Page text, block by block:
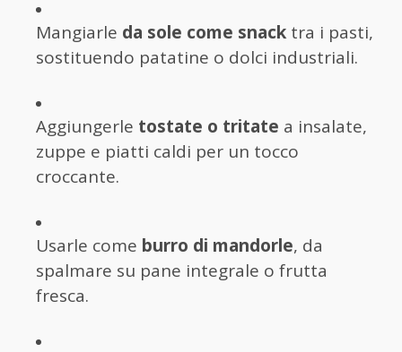
Mangiarle da sole come snack tra i pasti,
sostituendo patatine o dolci industriali.
Aggiungerle tostate o tritate a insalate,
zuppe e piatti caldi per un tocco
croccante.
Usarle come burro di mandorle, da
spalmare su pane integrale o frutta
fresca.